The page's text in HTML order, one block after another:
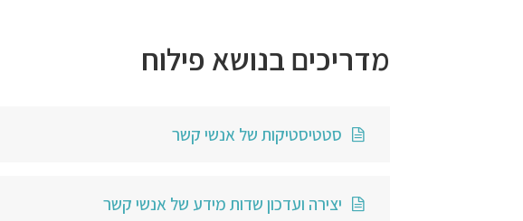
מדריכים בנושא פילוח
סטטיסטיקות של אנשי קשר
יצירה ועדכון שדות מידע של אנשי קשר